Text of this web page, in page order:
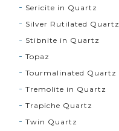
Sericite in Quartz
Silver Rutilated Quartz
Stibnite in Quartz
Topaz
Tourmalinated Quartz
Tremolite in Quartz
Trapiche Quartz
Twin Quartz